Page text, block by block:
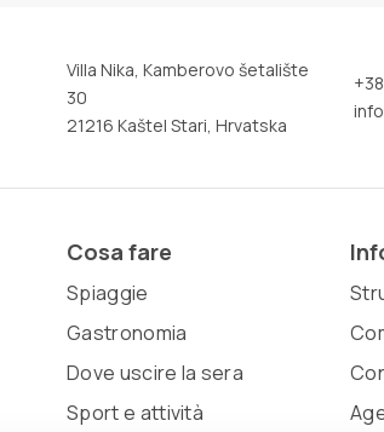
Villa Nika, Kamberovo šetalište
30
21216 Kaštel Stari, Hrvatska
Cosa fare
Spiaggie
Gastronomia
Dove uscire la sera
Sport e attività